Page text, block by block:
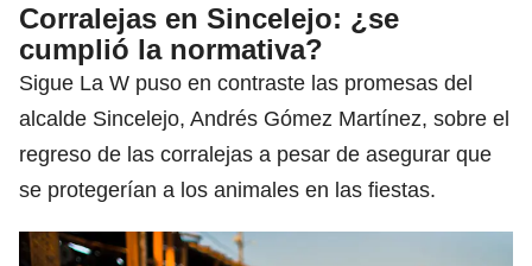
Corralejas en Sincelejo: ¿se
cumplió la normativa?
Sigue La W puso en contraste las promesas del
alcalde Sincelejo, Andrés Gómez Martínez, sobre el
regreso de las corralejas a pesar de asegurar que
se protegerían a los animales en las fiestas.